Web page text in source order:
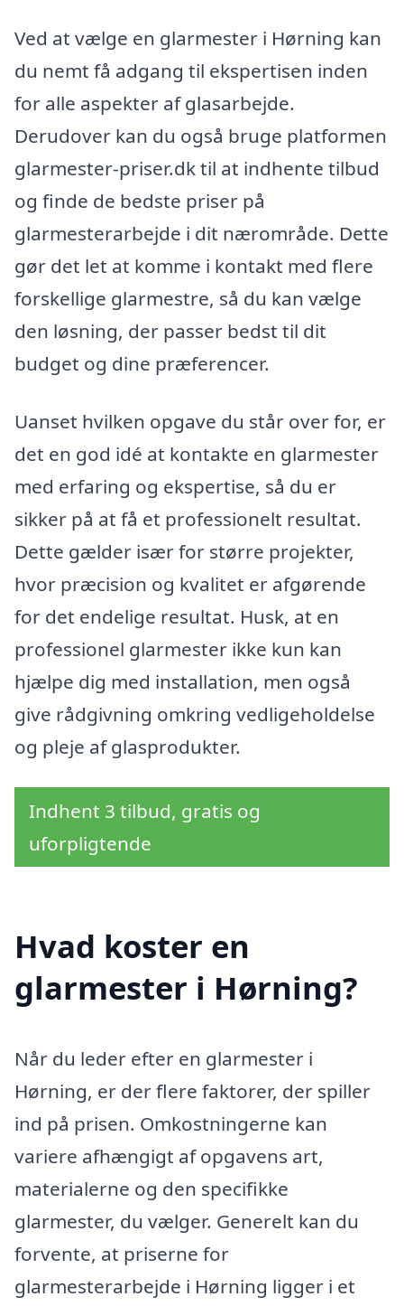
Ved at vælge en glarmester i Hørning kan
du nemt få adgang til ekspertisen inden
for alle aspekter af glasarbejde.
Derudover kan du også bruge platformen
glarmester-priser.dk til at indhente tilbud
og finde de bedste priser på
glarmesterarbejde i dit nærområde. Dette
gør det let at komme i kontakt med flere
forskellige glarmestre, så du kan vælge
den løsning, der passer bedst til dit
budget og dine præferencer.
Uanset hvilken opgave du står over for, er
det en god idé at kontakte en glarmester
med erfaring og ekspertise, så du er
sikker på at få et professionelt resultat.
Dette gælder især for større projekter,
hvor præcision og kvalitet er afgørende
for det endelige resultat. Husk, at en
professionel glarmester ikke kun kan
hjælpe dig med installation, men også
give rådgivning omkring vedligeholdelse
og pleje af glasprodukter.
Indhent 3 tilbud, gratis og
uforpligtende
Hvad koster en
glarmester i Hørning?
Når du leder efter en glarmester i
Hørning, er der flere faktorer, der spiller
ind på prisen. Omkostningerne kan
variere afhængigt af opgavens art,
materialerne og den specifikke
glarmester, du vælger. Generelt kan du
forvente, at priserne for
glarmesterarbejde i Hørning ligger i et